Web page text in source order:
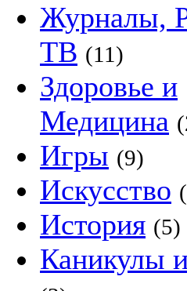
Журналы,
ТВ (11)
Здоровье и
Медицина
Игры (9)
Искусство
История (5)
Каникулы